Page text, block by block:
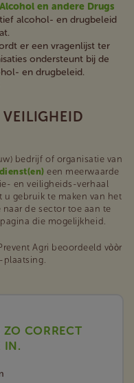
en andere Drugs
alcohol- en drugbeleid
er een vragenlijst ter
ondersteunt bij de
en drugbeleid.
VEILIGHEID
bedrijf of organisatie van
een meerwaarde
en veiligheids-verhaal
u gebruik te maken van het
naar de sector toe aan te
die mogelijkheid.
Agri beoordeeld vòòr
plaatsing.
CORRECT
IN.